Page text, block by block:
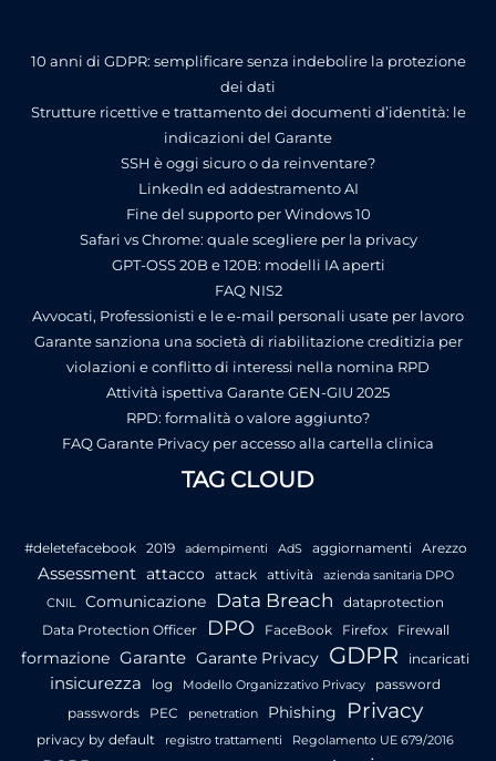
10 anni di GDPR: semplificare senza indebolire la protezione
dei dati
Strutture ricettive e trattamento dei documenti d’identità: le
indicazioni del Garante
SSH è oggi sicuro o da reinventare?
LinkedIn ed addestramento AI
Fine del supporto per Windows 10
Safari vs Chrome: quale scegliere per la privacy
GPT-OSS 20B e 120B: modelli IA aperti
FAQ NIS2
Avvocati, Professionisti e le e-mail personali usate per lavoro
Garante sanziona una società di riabilitazione creditizia per
violazioni e conflitto di interessi nella nomina RPD
Attività ispettiva Garante GEN-GIU 2025
RPD: formalità o valore aggiunto?
FAQ Garante Privacy per accesso alla cartella clinica
TAG CLOUD
#deletefacebook 2019 adempimenti AdS aggiornamenti Arezzo
Assessment attacco attack attività
azienda sanitaria DPO
CNIL
Comunicazione Data Breach
dataprotection
Data Protection Officer
DPO FaceBook Firefox Firewall
formazione Garante Garante Privacy GDPR incaricati
insicurezza log Modello Organizzativo Privacy
password
passwords
PEC penetration Phishing Privacy
privacy by default registro trattamenti Regolamento UE 679/2016